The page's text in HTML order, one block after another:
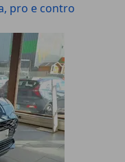
pro e contro